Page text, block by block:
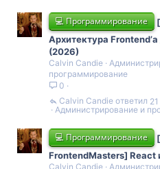
💻 Программирование
Архитектура
(2026)
Calvin Candie
программирование
0
Администрирование и
Calvin Candie
💻 Программирование
FrontendMasters] React
Calvin Candie